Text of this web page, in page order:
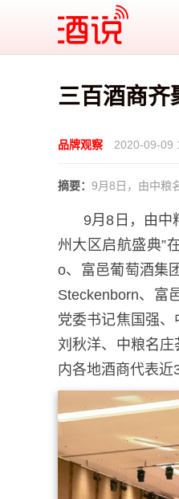
酒说
三百酒商齐
品牌观察 2020-09-09
摘要： 9月8日，由中粮
9月8日，由中
州大区启航盛典”
o、富邑葡萄酒集
Steckenborn、富
党委书记焦国强
刘秋洋、中粮名
内各地酒商代表近